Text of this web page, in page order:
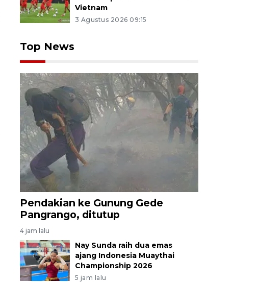
Vietnam
3 Agustus 2026 09:15
Top News
Pendakian ke Gunung Gede
Pangrango, ditutup
4 jam lalu
Nay Sunda raih dua emas
ajang Indonesia Muaythai
Championship 2026
5 jam lalu